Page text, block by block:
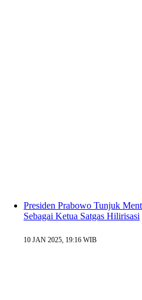
Presiden Prabowo Tunjuk
Sebagai Ketua Satgas Hilirisasi
10 JAN 2025, 19:16 WIB